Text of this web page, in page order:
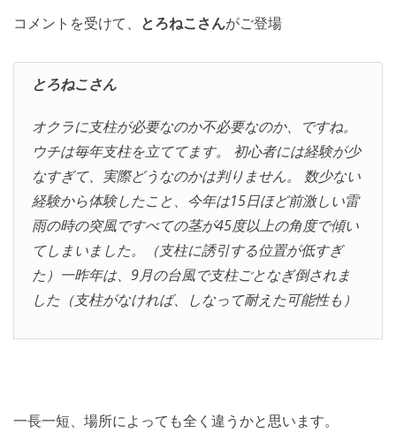
コメントを受けて、 とろねこさんがご登場
とろねこさん
オクラに支柱が必要なのか不必要なのか、ですね。
ウチは毎年支柱を立ててます。 初心者には経験が少
なすぎて、実際どうなのかは判りません。 数少ない
経験から体験したこと、今年は15日ほど前激しい雷
雨の時の突風ですべての茎が45度以上の角度で傾い
てしまいました。（支柱に誘引する位置が低すぎ
た）一昨年は、9月の台風で支柱ごとなぎ倒されま
した（支柱がなければ、しなって耐えた可能性も）
一長一短、場所によっても全く違うかと思います。